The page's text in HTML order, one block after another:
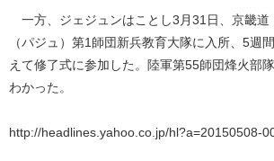
一方、ジェジュンはことし3月31日、京畿道
（パジュ）第1師団新兵教育大隊に入所、5週
えて修了式に参加した。陸軍第55師団烽火部
わかった。
http://headlines.yahoo.co.jp/hl?a=20150508-